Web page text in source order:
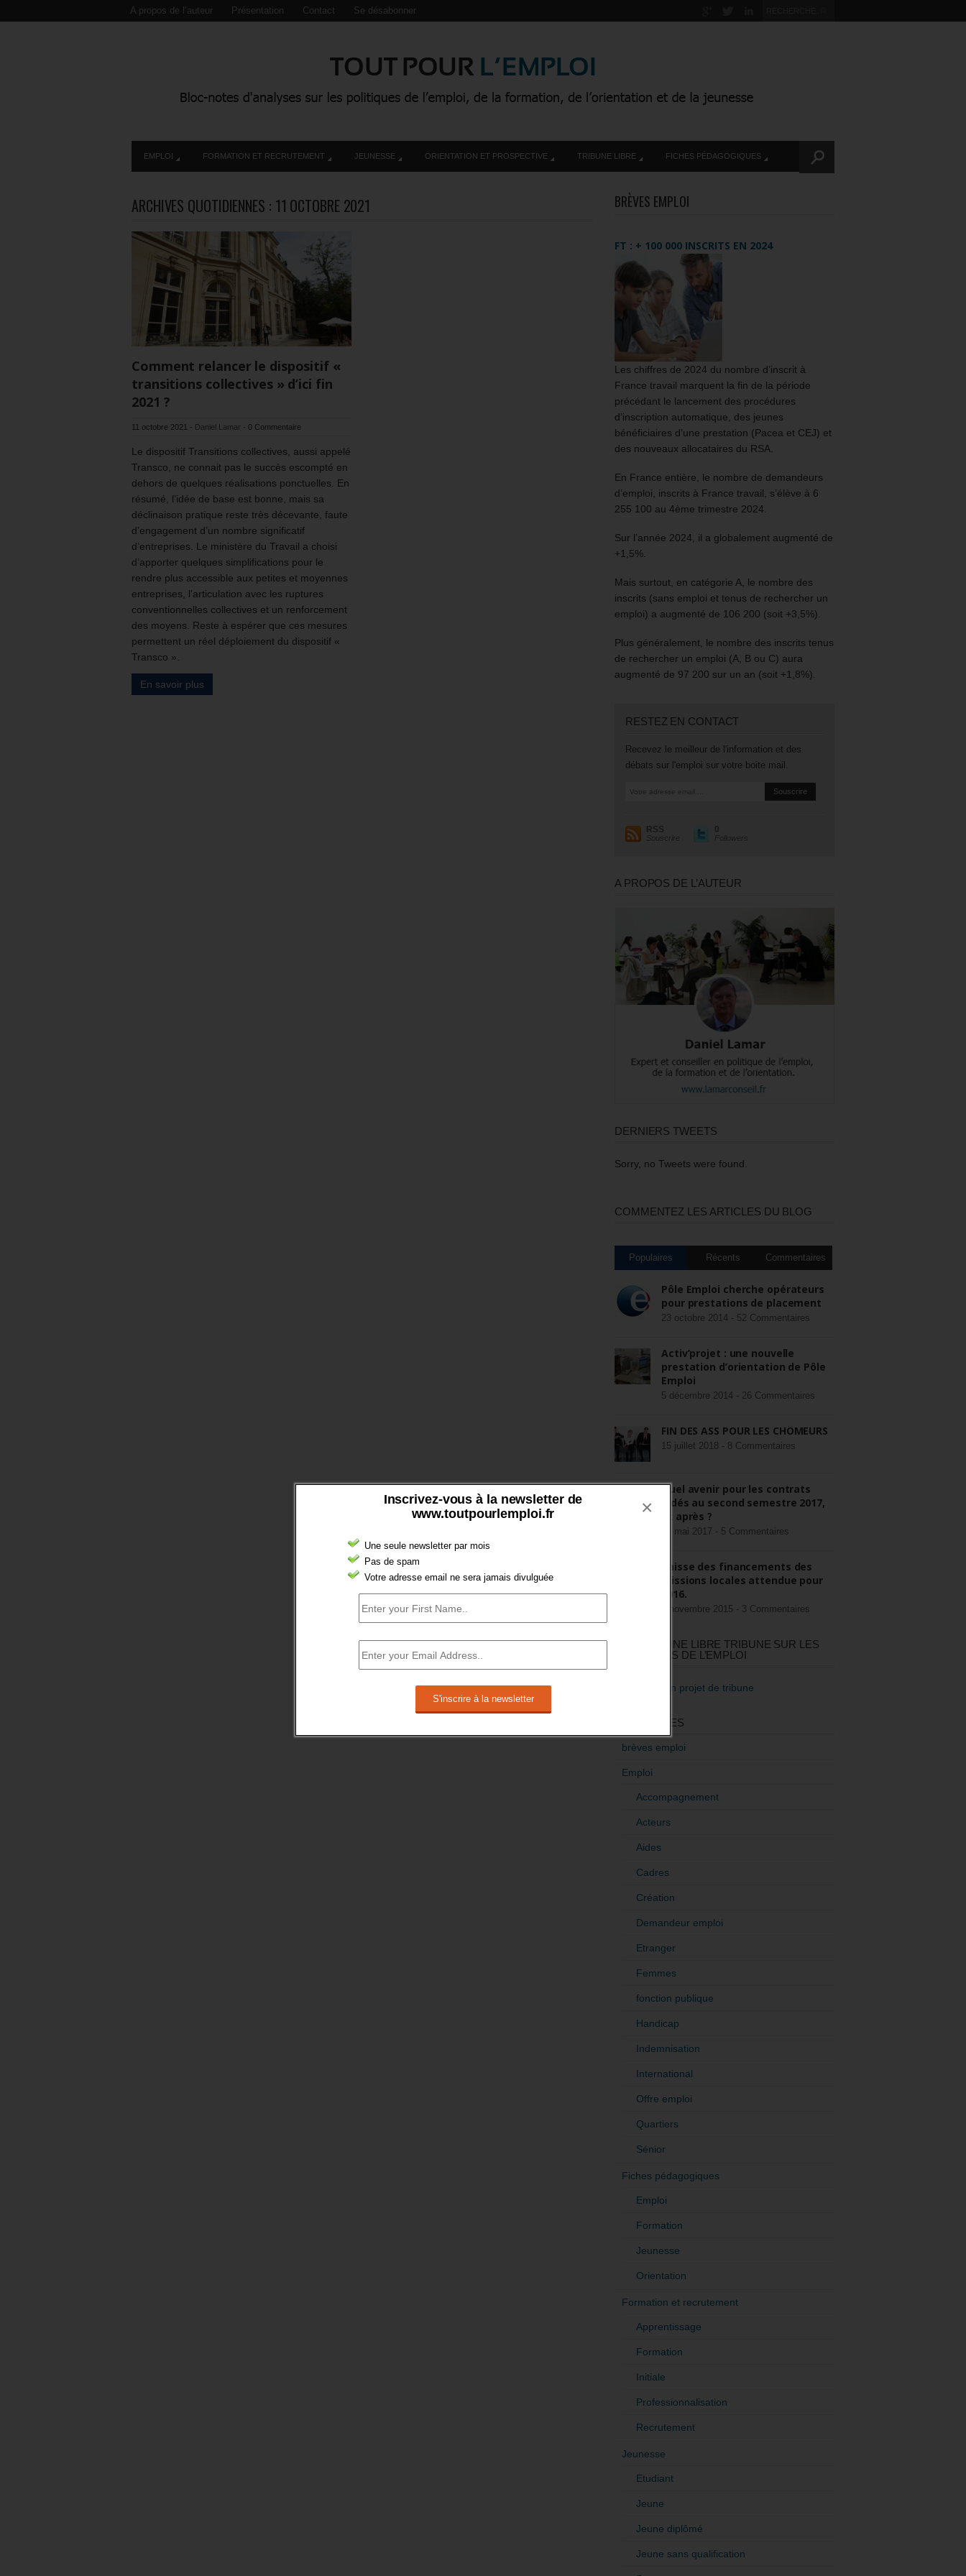
Inscrivez-vous à la newsletter de
www.toutpourlemploi.fr
Une seule newsletter par mois
Pas de spam
Votre adresse email ne sera jamais divulguée
×
A propos de l’auteur Présentation Contact Se désabonner
EMPLOI FORMATION ET RECRUTEMENT JEUNESSE ORIENTATION ET PROSPECTIVE TRIBUNE LIBRE FICHES PÉDAGOGIQUES
ARCHIVES QUOTIDIENNES : 11 OCTOBRE 2021
Comment relancer le dispositif «
transitions collectives » d’ici fin
2021 ?
11 octobre 2021 - Daniel Lamar - 0 Commentaire
Le dispositif Transitions collectives, aussi appelé
Transco, ne connait pas le succès escompté en
dehors de quelques réalisations ponctuelles. En
résumé, l’idée de base est bonne, mais sa
déclinaison pratique reste très décevante, faute
d’engagement d’un nombre significatif
d’entreprises. Le ministère du Travail a choisi
d’apporter quelques simplifications pour le
rendre plus accessible aux petites et moyennes
entreprises, l’articulation avec les ruptures
conventionnelles collectives et un renforcement
des moyens. Reste à espérer que ces mesures
permettent un réel déploiement du dispositif «
Transco ».
En savoir plus
BRÈVES EMPLOI
FT : + 100 000 INSCRITS EN 2024
Les chiffres de 2024 du nombre d’inscrit à
France travail marquent la fin de la période
précédant le lancement des procédures
d’inscription automatique, des jeunes
bénéficiaires d’une prestation (Pacea et CEJ) et
des nouveaux allocataires du RSA.
En France entière, le nombre de demandeurs
d’emploi, inscrits à France travail, s’élève à 6
255 100 au 4ème trimestre 2024.
Sur l’année 2024, il a globalement augmenté de
+1,5%.
Mais surtout, en catégorie A, le nombre des
inscrits (sans emploi et tenus de rechercher un
emploi) a augmenté de 106 200 (soit +3,5%).
Plus généralement, le nombre des inscrits tenus
de rechercher un emploi (A, B ou C) aura
augmenté de 97 200 sur un an (soit +1,8%).
RESTEZ EN CONTACT
Recevez le meilleur de l'information et des
débats sur l'emploi sur votre boite mail.
RSS
Souscrire
0
Followers
A PROPOS DE L’AUTEUR
DERNIERS TWEETS
Sorry, no Tweets were found.
COMMENTEZ LES ARTICLES DU BLOG
Populaires Récents Commentaires
Pôle Emploi cherche opérateurs
pour prestations de placement
23 octobre 2014 - 52 Commentaires
Activ’projet : une nouvelle
prestation d’orientation de Pôle
Emploi
5 décembre 2014 - 26 Commentaires
FIN DES ASS POUR LES CHÔMEURS
15 juillet 2018 - 8 Commentaires
Quel avenir pour les contrats
aidés au second semestre 2017,
et après ?
22 mai 2017 - 5 Commentaires
Baisse des financements des
missions locales attendue pour
2016.
3 novembre 2015 - 3 Commentaires
RÉDIGEZ UNE LIBRE TRIBUNE SUR LES
POLITIQUES DE L’EMPLOI
>Décrire mon projet de tribune
CATÉGORIES
brèves emploi
Emploi
Accompagnement
Acteurs
Aides
Cadres
Création
Demandeur emploi
Etranger
Femmes
fonction publique
Handicap
Indemnisation
International
Offre emploi
Quartiers
Sénior
Fiches pédagogiques
Emploi
Formation
Jeunesse
Orientation
Formation et recrutement
Apprentissage
Formation
Initiale
Professionnalisation
Recrutement
Jeunesse
Etudiant
Jeune
Jeune diplômé
Jeune sans qualification